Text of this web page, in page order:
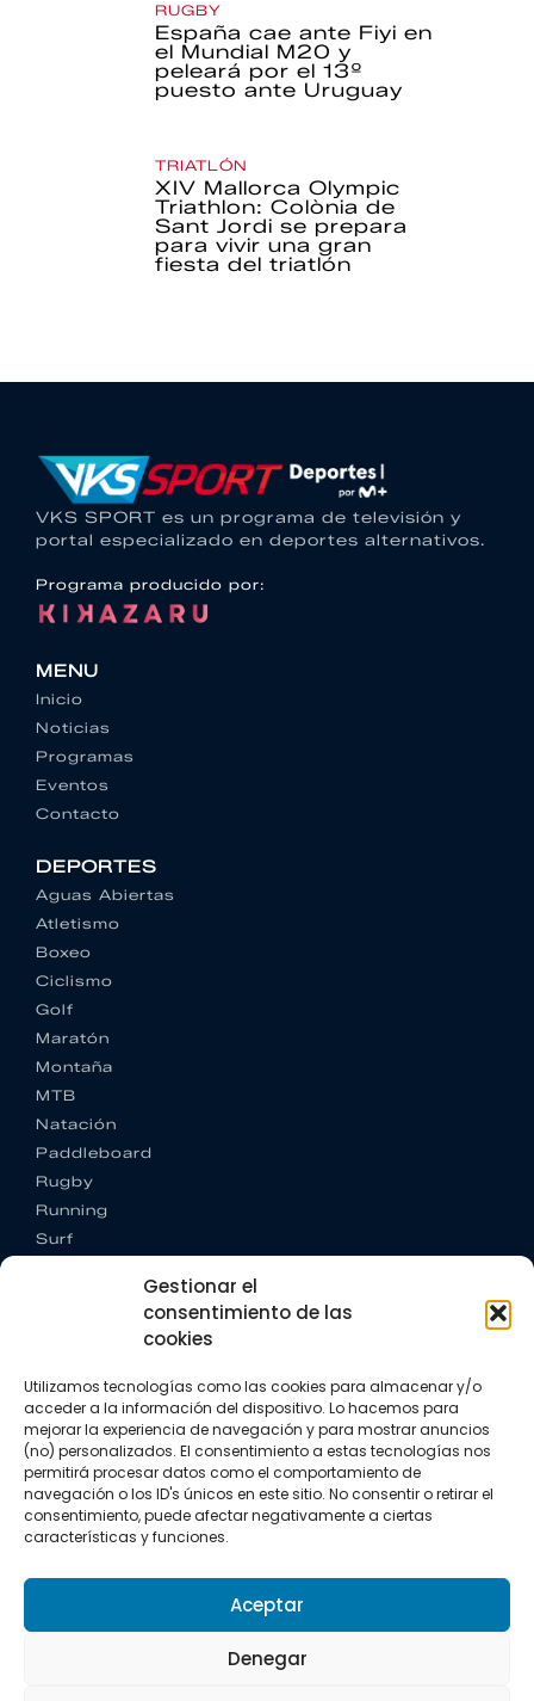
Gestionar el
consentimiento de las
cookies
Utilizamos tecnologías como las cookies para almacenar y/o
acceder a la información del dispositivo. Lo hacemos para
mejorar la experiencia de navegación y para mostrar anuncios
(no) personalizados. El consentimiento a estas tecnologías nos
permitirá procesar datos como el comportamiento de
navegación o los ID's únicos en este sitio. No consentir o retirar el
consentimiento, puede afectar negativamente a ciertas
características y funciones.
Aceptar
Denegar
RUGBY
España cae ante Fiyi en
el Mundial M20 y
peleará por el 13º
puesto ante Uruguay
TRIATLÓN
XIV Mallorca Olympic
Triathlon: Colònia de
Sant Jordi se prepara
para vivir una gran
fiesta del triatlón
VKS SPORT es un programa de televisión y
portal especializado en deportes alternativos.
Programa producido por:
MENU
Inicio
Noticias
Programas
Eventos
Contacto
DEPORTES
Aguas Abiertas
Atletismo
Boxeo
Ciclismo
Golf
Maratón
Montaña
MTB
Natación
Paddleboard
Rugby
Running
Surf
CONTACTO
+34 662 342 177
info@vkssport.com
SÍGUENOS
Política de privacidad
Política de cookies